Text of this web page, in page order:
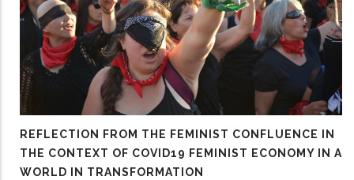
REFLECTION FROM THE FEMINIST CONFLUENCE IN
THE CONTEXT OF COVID19 FEMINIST ECONOMY IN A
WORLD IN TRANSFORMATION